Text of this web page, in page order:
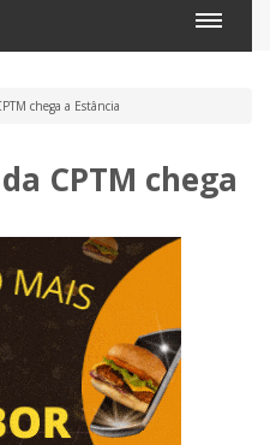
chega a Estância
CPTM chega